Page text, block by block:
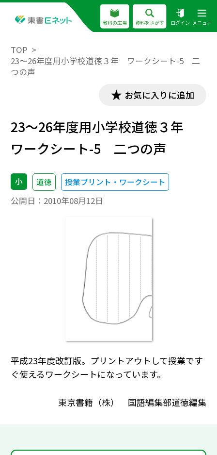
教科の広場 資料をさがす ログイン メニュー
TOP
23～26年度用小学校道徳３年 ワークシート-5 二
つの声
お気に入りに追加
23～26年度用小学校道徳３年
ワークシート-5 二つの声
小 道徳 授業プリント・ワークシート
公開日： 2010年08月12日
平成23年度改訂版。プリントアウトして授業です
ぐ使えるワークシートになっています。
東京書籍（株） 国語編集部道徳編集